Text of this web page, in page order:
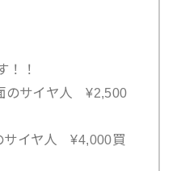
！！
のサイヤ人 ¥2,500
イヤ人 ¥4,000買